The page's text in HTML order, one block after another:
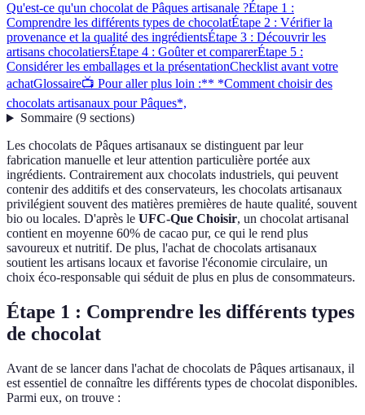
Qu'est-ce qu'un chocolat de Pâques artisanale ?Étape 1 :
Comprendre les différents types de chocolatÉtape 2 : Vérifier la
provenance et la qualité des ingrédientsÉtape 3 : Découvrir les
artisans chocolatiersÉtape 4 : Goûter et comparerÉtape 5 :
Considérer les emballages et la présentationChecklist avant votre
achatGlossaire📺 Pour aller plus loin :** *Comment choisir des
chocolats artisanaux pour Pâques*,
Sommaire(9 sections)
Les chocolats de Pâques artisanaux se distinguent par leur
fabrication manuelle et leur attention particulière portée aux
ingrédients. Contrairement aux chocolats industriels, qui peuvent
contenir des additifs et des conservateurs, les chocolats artisanaux
privilégient souvent des matières premières de haute qualité, souvent
bio ou locales. D'après le UFC-Que Choisir, un chocolat artisanal
contient en moyenne 60% de cacao pur, ce qui le rend plus
savoureux et nutritif. De plus, l'achat de chocolats artisanaux
soutient les artisans locaux et favorise l'économie circulaire, un
choix éco-responsable qui séduit de plus en plus de consommateurs.
Étape 1 : Comprendre les différents types
de chocolat
Avant de se lancer dans l'achat de chocolats de Pâques artisanaux, il
est essentiel de connaître les différents types de chocolat disponibles.
Parmi eux, on trouve :